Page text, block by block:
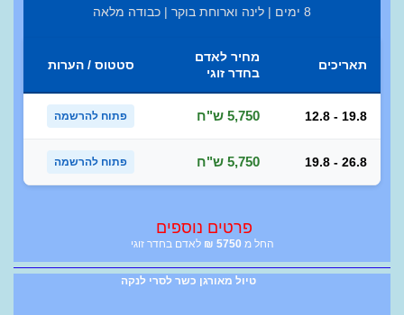
8 ימים | לינה וארוחת בוקר | כבודה מלאה
תאריכים
מחיר לאדם
בחדר זוגי
סטטוס / הערות
12.8 - 19.8 5,750 ש"ח פתוח להרשמה
19.8 - 26.8 5,750 ש"ח פתוח להרשמה
פרטים נוספים
החל מ 5750
₪ לאדם בחדר זוגי
טיול מאורגן כשר לסרי לנקה